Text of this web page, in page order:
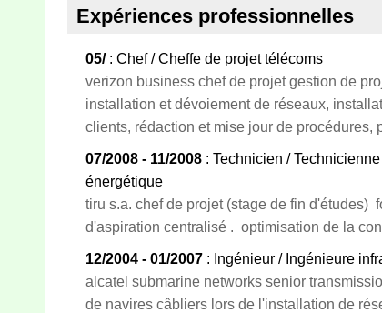
Expériences professionnelles
05/: Chef / Cheffe de projet télécoms
verizon business chef de projet gestion de
installation et dévoiement de réseaux,
clients, rédaction et mise jour de procédures,
07/2008 - 11/2008 : Technicien /
énergétique
tiru s.a. chef de projet (stage de fin d'études)
d'aspiration centralisé . optimisation de la
12/2004 - 01/2007 : Ingénieur / Ingénieure
alcatel submarine networks senior
de navires câbliers lors de l'installation de